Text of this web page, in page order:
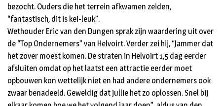
bezocht. Ouders die het terrein afkwamen zeiden,
“fantastisch, dit is kei-leuk”.
Wethouder Eric van den Dungen sprak zijn waardering uit over
de “Top Ondernemers” van Helvoirt. Verder zei hij, “Jammer dat
het zover moest komen. De straten in Helvoirt 1,5 dag eerder
afsluiten omdat op het laatst een attractie eerder moet
opbouwen kon wettelijk niet en had andere ondernemers ook
zwaar benadeeld. Geweldig dat jullie het zo oplossen. Snel bij